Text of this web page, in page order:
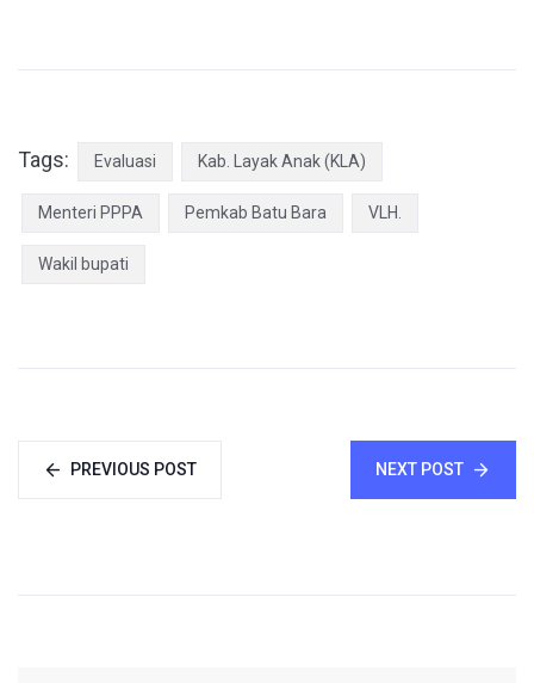
Tags: Evaluasi Kab. Layak Anak (KLA)
Menteri PPPA Pemkab Batu Bara VLH.
Wakil bupati
PREVIOUS POST NEXT POST